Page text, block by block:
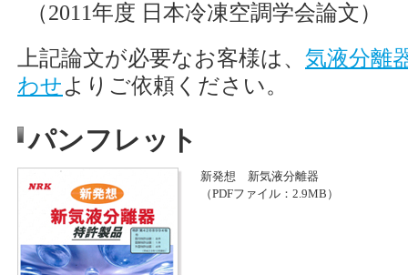
（2011年度 日本冷凍空調学会論文）
上記論文が必要なお客様は、 気液分離
わせよりご依頼ください。
パンフレット
新発想 新気液分離器
（PDFファイル：2.9MB）